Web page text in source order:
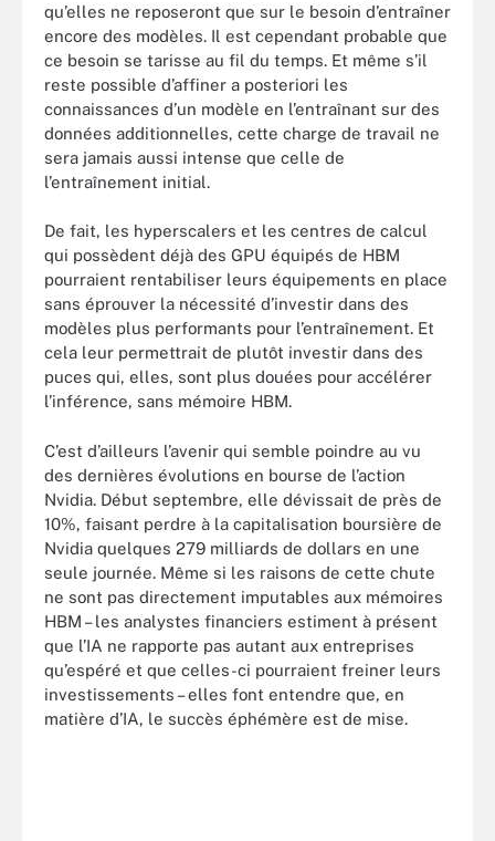
qu’elles ne reposeront que sur le besoin d’entraîner
encore des modèles. Il est cependant probable que
ce besoin se tarisse au fil du temps. Et même s’il
reste possible d’affiner a posteriori les
connaissances d’un modèle en l’entraînant sur des
données additionnelles, cette charge de travail ne
sera jamais aussi intense que celle de
l’entraînement initial.
De fait, les hyperscalers et les centres de calcul
qui possèdent déjà des GPU équipés de HBM
pourraient rentabiliser leurs équipements en place
sans éprouver la nécessité d’investir dans des
modèles plus performants pour l’entraînement. Et
cela leur permettrait de plutôt investir dans des
puces qui, elles, sont plus douées pour accélérer
l’inférence, sans mémoire HBM.
C’est d’ailleurs l’avenir qui semble poindre au vu
des dernières évolutions en bourse de l’action
Nvidia. Début septembre, elle dévissait de près de
10%, faisant perdre à la capitalisation boursière de
Nvidia quelques 279 milliards de dollars en une
seule journée. Même si les raisons de cette chute
ne sont pas directement imputables aux mémoires
HBM – les analystes financiers estiment à présent
que l’IA ne rapporte pas autant aux entreprises
qu’espéré et que celles-ci pourraient freiner leurs
investissements – elles font entendre que, en
matière d’IA, le succès éphémère est de mise.